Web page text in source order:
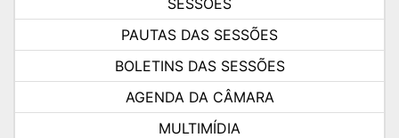
PAUTAS DAS SESSÕES
BOLETINS DAS SESSÕES
AGENDA DA CÂMARA
MULTIMÍDIA